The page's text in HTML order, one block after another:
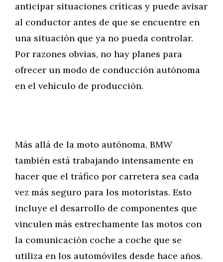
anticipar situaciones críticas y puede avisar
al conductor antes de que se encuentre en
una situación que ya no pueda controlar.
Por razones obvias, no hay planes para
ofrecer un modo de conducción autónoma
en el vehículo de producción.
Más allá de la moto autónoma, BMW
también está trabajando intensamente en
hacer que el tráfico por carretera sea cada
vez más seguro para los motoristas. Esto
incluye el desarrollo de componentes que
vinculen más estrechamente las motos con
la comunicación coche a coche que se
utiliza en los automóviles desde hace años.